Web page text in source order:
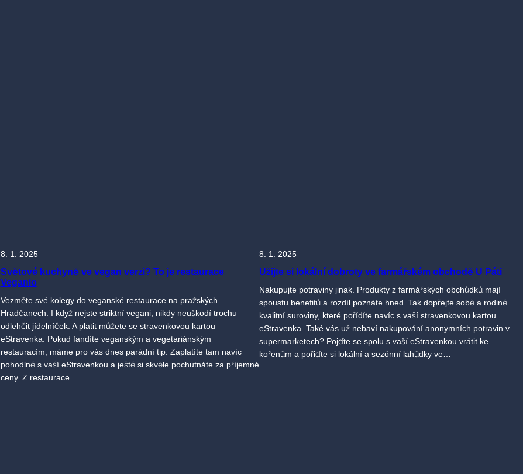
8. 1. 2025
Světové kuchyně ve vegan verzi? To je restaurace
Veganio
Vezměte své kolegy do veganské restaurace na pražských
Hradčanech. I když nejste striktní vegani, nikdy neuškodí trochu
odlehčit jídelníček. A platit můžete se stravenkovou kartou
eStravenka. Pokud fandíte veganským a vegetariánským
restauracím, máme pro vás dnes parádní tip. Zaplatíte tam navíc
pohodlně s vaší eStravenkou a ještě si skvěle pochutnáte za příjemné
ceny. Z restaurace…
8. 1. 2025
Užijte si lokální dobroty ve farmářském obchodě U Páti
Nakupujte potraviny jinak. Produkty z farmářských obchůdků mají
spoustu benefitů a rozdíl poznáte hned. Tak dopřejte sobě a rodině
kvalitní suroviny, které pořídíte navíc s vaší stravenkovou kartou
eStravenka. Také vás už nebaví nakupování anonymních potravin v
supermarketech? Pojďte se spolu s vaší eStravenkou vrátit ke
kořenům a pořiďte si lokální a sezónní lahůdky ve…